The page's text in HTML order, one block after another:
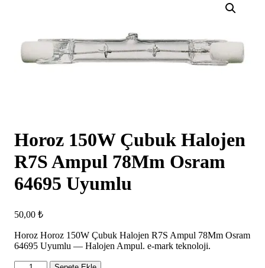
Horoz 150W Çubuk Halojen
R7S Ampul 78Mm Osram
64695 Uyumlu
50,00 ₺
Horoz Horoz 150W Çubuk Halojen R7S Ampul 78Mm Osram
64695 Uyumlu — Halojen Ampul. e-mark teknoloji.
Horoz